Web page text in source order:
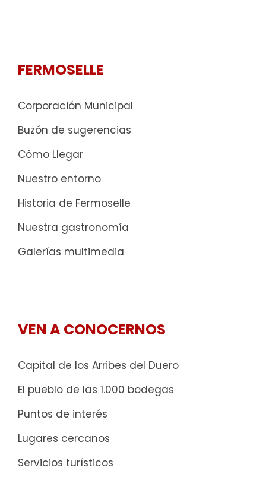
FERMOSELLE
Corporación Municipal
Buzón de sugerencias
Cómo Llegar
Nuestro entorno
Historia de Fermoselle
Nuestra gastronomía
Galerías multimedia
VEN A CONOCERNOS
Capital de los Arribes del Duero
El pueblo de las 1.000 bodegas
Puntos de interés
Lugares cercanos
Servicios turísticos